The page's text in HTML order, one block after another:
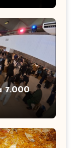
7.000